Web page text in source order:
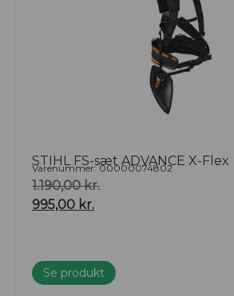
STIHL FS-sæt ADVANCE X-Flex
Varenummer: 00000074802
1.190,00kr.
995,00 kr.
Se produkt